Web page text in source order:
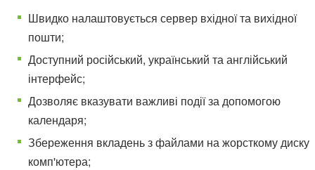
Швидко налаштовується сервер вхідної та вихідної
пошти;
Доступний російський, український та англійський
інтерфейс;
Дозволяє вказувати важливі події за допомогою
календаря;
Збереження вкладень з файлами на жорсткому диску
комп'ютера;